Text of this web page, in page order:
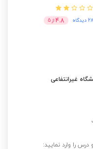
4.8 از 5
غیرانتفاعی
را وارد نمایید: